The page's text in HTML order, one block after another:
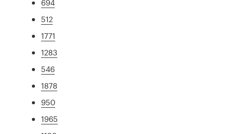
694
512
1771
1283
546
1878
950
1965